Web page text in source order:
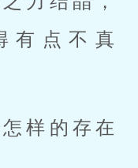
有点不真
样的存在